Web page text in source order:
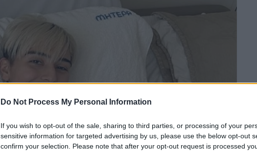
Do Not Process My Personal Information
If you wish to opt-out of the sale, sharing to third parties, or processing of your
sensitive information for targeted advertising by us, please use the below opt-out
confirm your selection. Please note that after your opt-out request is processed